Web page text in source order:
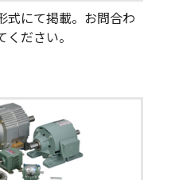
式にて掲載。お問合わ
ださい。